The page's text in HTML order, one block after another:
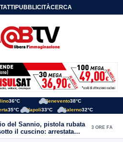
PUBBLICITÀCERCA
36°C Benevento38°C
35°C Napoli33°C Salerno32°C
del Sannio, pistola rubata
il cuscino: arrestata
3 ORE FA